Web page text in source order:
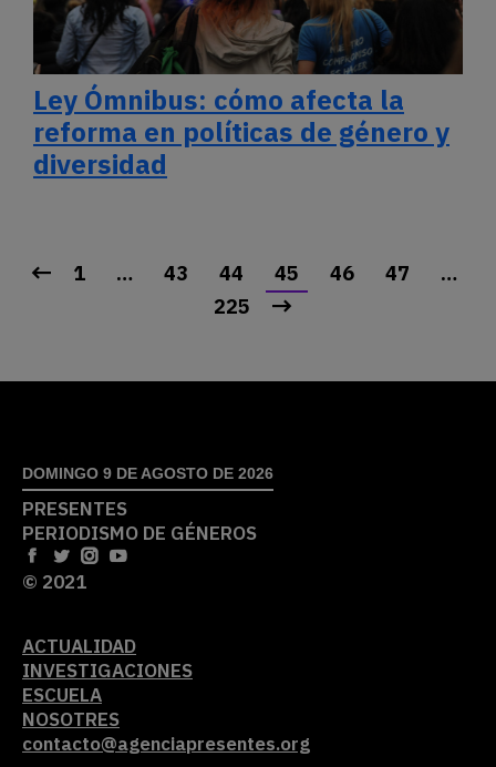
Ley Ómnibus: cómo afecta la
reforma en políticas de género y
diversidad
1 … 43 44 45 46 47
…
225
DOMINGO 9 DE AGOSTO DE 2026
PRESENTES
PERIODISMO DE GÉNEROS
© 2021
ACTUALIDAD
INVESTIGACIONES
ESCUELA
NOSOTRES
contacto@agenciapresentes.org